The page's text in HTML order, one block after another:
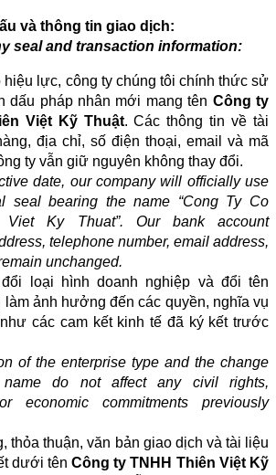
và thông tin giao dịch:
seal and transaction information:
hiệu lực, công ty chúng tôi chính thức sử
dấu pháp nhân mới mang tên Công ty
Việt Kỹ Thuật. Các thông tin về tài
địa chỉ, số điện thoại, email và mã
ty vẫn giữ nguyên không thay đổi.
date, our company will officially use
seal bearing the name “Cong Ty Co
Viet Ky Thuat”. Our bank account
telephone number, email address,
unchanged.
loại hình doanh nghiệp và đổi tên
làm ảnh hưởng đến các quyền, nghĩa vụ
các cam kết kinh tế đã ký kết trước
of the enterprise type and the change
name do not affect any civil rights,
economic commitments previously
thỏa thuận, văn bản giao dịch và tài liệu
dưới tênCông ty TNHH Thiên Việt Kỹ